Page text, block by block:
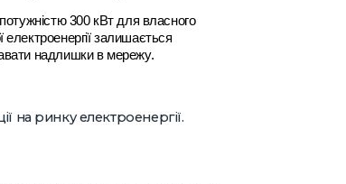
300 кВт для власного
залишається
надлишки в мережу.
на ринку електроенергії.